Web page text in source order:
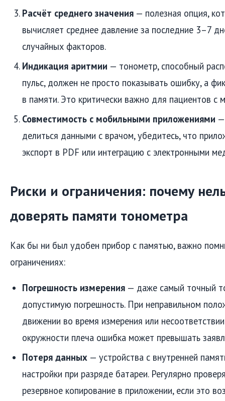
Расчёт среднего значения — полезная опция,
вычисляет среднее давление за последние 3–7
случайных факторов.
Индикация аритмии — тонометр, способный
пульс, должен не просто показывать ошибку, а
в памяти. Это критически важно для пациентов с
Совместимость с мобильными приложениями
делиться данными с врачом, убедитесь, что
экспорт в PDF или интеграцию с электронными
Риски и ограничения: почему
доверять памяти тонометра
Как бы ни был удобен прибор с памятью, важно
ограничениях:
Погрешность измерения — даже самый точный
допустимую погрешность. При неправильном
движении во время измерения или
окружности плеча ошибка может превышать
Потеря данных — устройства с внутренней
настройки при разряде батареи. Регулярно
резервное копирование в приложении, если это